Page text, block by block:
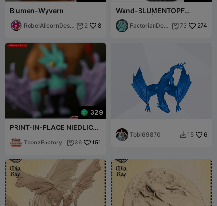
Blumen-Wyvern
RebelAlicornDesig  2 8
Wand-BLUMENTOPF
Drachenei | ÜBERTOPF STL
"Blossomscale"
FactorianDesi
 73 274
329
PRINT-IN-PLACE NIEDLICH
ARTIKULIERT
ToonzFactory  36 151
Tobi69870  15 6